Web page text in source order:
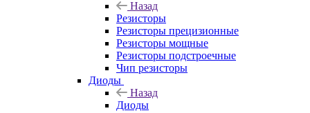
Назад
Резисторы
Резисторы прецизионные
Резисторы мощные
Резисторы подстроечные
Чип резисторы
Диоды
Назад
Диоды